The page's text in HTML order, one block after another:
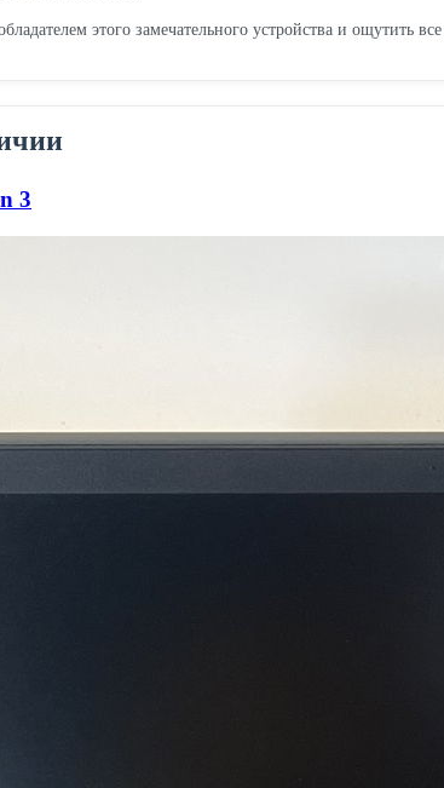
этого замечательного устройства и ощутить
3